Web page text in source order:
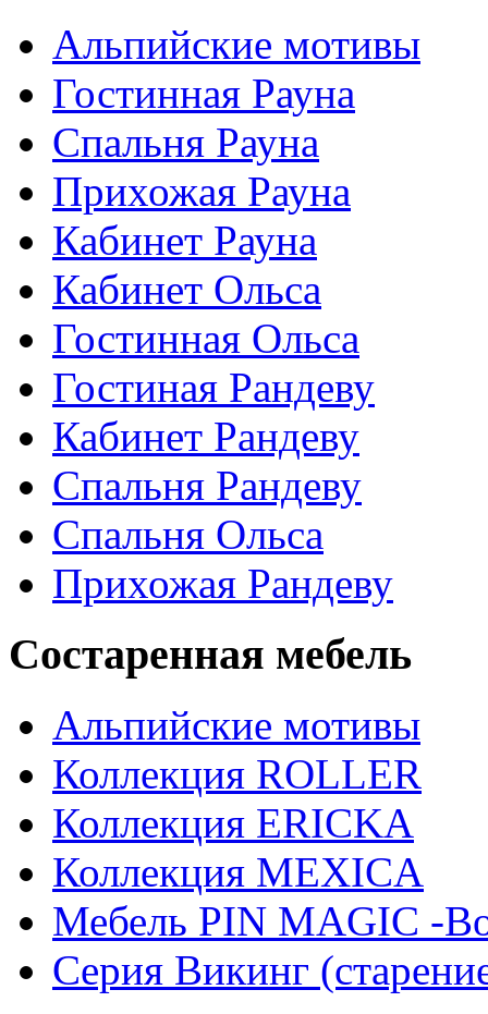
Альпийские мотивы
Гостинная Рауна
Спальня Рауна
Прихожая Рауна
Кабинет Рауна
Кабинет Ольса
Гостинная Ольса
Гостиная Рандеву
Кабинет Рандеву
Спальня Рандеву
Спальня Ольса
Прихожая Рандеву
Состаренная мебель
Альпийские мотивы
Коллекция ROLLER
Коллекция ERICKA
Коллекция MEXICA
Мебель PIN MAGIС -
Серия Викинг